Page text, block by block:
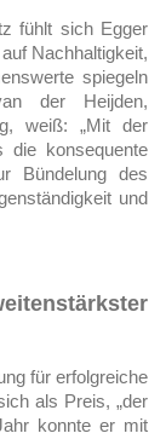
fühlt sich Egger
Nachhaltigkeit,
spiegeln
der Heijden,
weiß: „Mit der
die konsequente
Bündelung des
und
für erfolgreiche
als Preis, „der
konnte er mit